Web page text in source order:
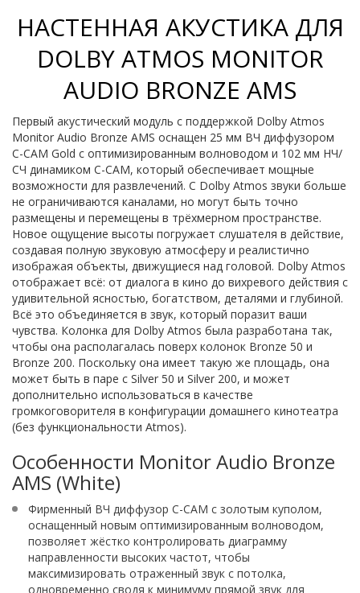
НАСТЕННАЯ АКУСТИКА ДЛЯ
DOLBY ATMOS MONITOR
AUDIO BRONZE AMS
Первый акустический модуль с поддержкой Dolby Atmos
Monitor Audio Bronze AMS оснащен 25 мм ВЧ диффузором
C-CAM Gold с оптимизированным волноводом и 102 мм НЧ/
СЧ динамиком C-CAM, который обеспечивает мощные
возможности для развлечений. С Dolby Atmos звуки больше
не ограничиваются каналами, но могут быть точно
размещены и перемещены в трёхмерном пространстве.
Новое ощущение высоты погружает слушателя в действие,
создавая полную звуковую атмосферу и реалистично
изображая объекты, движущиеся над головой. Dolby Atmos
отображает всё: от диалога в кино до вихревого действия с
удивительной ясностью, богатством, деталями и глубиной.
Всё это объединяется в звук, который поразит ваши
чувства. Колонка для Dolby Atmos была разработана так,
чтобы она располагалась поверх колонок Bronze 50 и
Bronze 200. Поскольку она имеет такую ​​же площадь, она
может быть в паре с Silver 50 и Silver 200, и может
дополнительно использоваться в качестве
громкоговорителя в конфигурации домашнего кинотеатра
(без функциональности Atmos).
Особенности Monitor Audio Bronze
AMS (White)
Фирменный ВЧ диффузор C-CAM с золотым куполом,
оснащенный новым оптимизированным волноводом,
позволяет жёстко контролировать диаграмму
направленности высоких частот, чтобы
максимизировать отраженный звук с потолка,
одновременно сводя к минимуму прямой звук для